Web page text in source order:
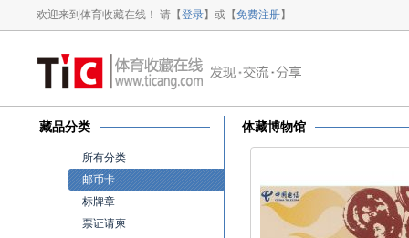
欢迎来到体育收藏在线！ 请【登录】或【免费注册】
藏品分类
所有分类
邮币卡
标牌章
票证请柬
体藏博物馆